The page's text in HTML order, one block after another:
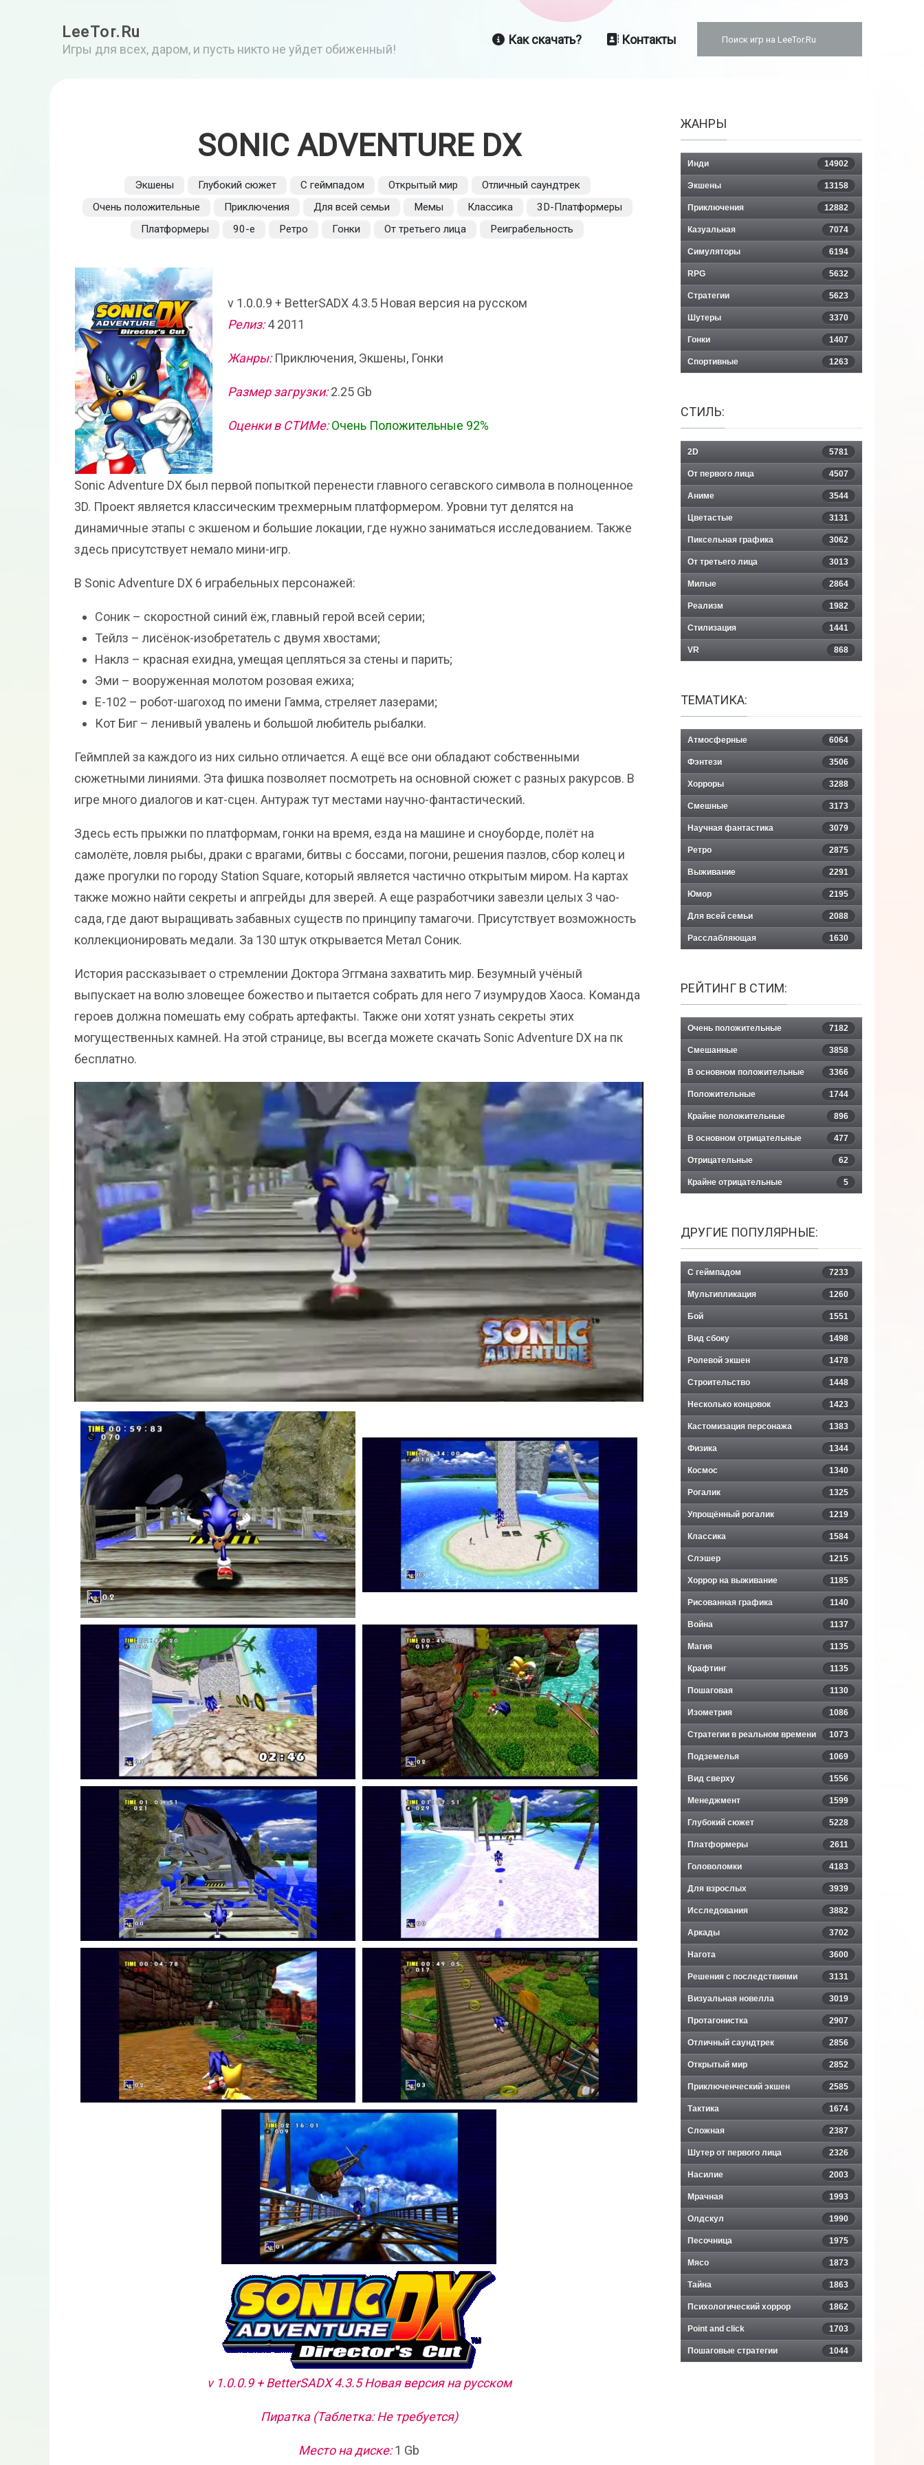
LeeTor.Ru
Игры для всех, даром, и пусть никто не уйдет обиженный!
Как скачать? Контакты
SONIC ADVENTURE DX
Экшены Глубокий сюжет С геймпадом Открытый мир
Отличный саундтрек
Очень положительные
Приключения Для всей семьи Мемы Классика
3D-Платформеры
Платформеры
90-е Ретро Гонки От третьего лица Реиграбельность
v 1.0.0.9 + BetterSADX 4.3.5 Новая версия на русском
Релиз:4 2011
Жанры:Приключения, Экшены, Гонки
Размер загрузки:2.25 Gb
Оценки в СТИМе: Очень Положительные 92%
Sonic Adventure DX был первой попыткой перенести главного сегавского символа в полноценное
3D. Проект является классическим трехмерным платформером. Уровни тут делятся на
динамичные этапы с экшеном и большие локации, где нужно заниматься исследованием. Также
здесь присутствует немало мини-игр.
В Sonic Adventure DX 6 играбельных персонажей:
Соник – скоростной синий ёж, главный герой всей серии;
Тейлз – лисёнок-изобретатель с двумя хвостами;
Наклз – красная ехидна, умещая цепляться за стены и парить;
Эми – вооруженная молотом розовая ежиха;
Е-102 – робот-шагоход по имени Гамма, стреляет лазерами;
Кот Биг – ленивый увалень и большой любитель рыбалки.
Геймплей за каждого из них сильно отличается. А ещё все они обладают собственными
сюжетными линиями. Эта фишка позволяет посмотреть на основной сюжет с разных ракурсов. В
игре много диалогов и кат-сцен. Антураж тут местами научно-фантастический.
Здесь есть прыжки по платформам, гонки на время, езда на машине и сноуборде, полёт на
самолёте, ловля рыбы, драки с врагами, битвы с боссами, погони, решения пазлов, сбор колец и
даже прогулки по городу Station Square, который является частично открытым миром. На картах
также можно найти секреты и апгрейды для зверей. А еще разработчики завезли целых 3 чао-
сада, где дают выращивать забавных существ по принципу тамагочи. Присутствует возможность
коллекционировать медали. За 130 штук открывается Метал Соник.
История рассказывает о стремлении Доктора Эггмана захватить мир. Безумный учёный
выпускает на волю зловещее божество и пытается собрать для него 7 изумрудов Хаоса. Команда
героев должна помешать ему собрать артефакты. Также они хотят узнать секреты этих
могущественных камней. На этой странице, вы всегда можете скачать Sonic Adventure DX на пк
бесплатно.
v 1.0.0.9 + BetterSADX 4.3.5 Новая версия на русском
Пиратка (Таблетка: Не требуется)
Место на диске:1 Gb
ЖАНРЫ
Инди 14902
Экшены 13158
Приключения 12882
Казуальная 7074
Симуляторы 6194
RPG 5632
Стратегии 5623
Шутеры 3370
Гонки 1407
Спортивные 1263
СТИЛЬ:
2D 5781
От первого лица 4507
Аниме 3544
Цветастые 3131
Пиксельная графика 3062
От третьего лица 3013
Милые 2864
Реализм 1982
Стилизация 1441
VR 868
ТЕМАТИКА:
Атмосферные 6064
Фэнтези 3506
Хорроры 3288
Смешные 3173
Научная фантастика 3079
Ретро 2875
Выживание 2291
Юмор 2195
Для всей семьи 2088
Расслабляющая 1630
РЕЙТИНГ В СТИМ:
Очень положительные 7182
Смешанные 3858
В основном положительные 3366
Положительные 1744
Крайне положительные 896
В основном отрицательные 477
Отрицательные 62
Крайне отрицательные 5
ДРУГИЕ ПОПУЛЯРНЫЕ:
С геймпадом 7233
Мультипликация 1260
Бой 1551
Вид сбоку 1498
Ролевой экшен 1478
Строительство 1448
Несколько концовок 1423
Кастомизация персонажа 1383
Физика 1344
Космос 1340
Рогалик 1325
Упрощённый рогалик 1219
Классика 1584
Слэшер 1215
Хоррор на выживание 1185
Рисованная графика 1140
Война 1137
Магия 1135
Крафтинг 1135
Пошаговая 1130
Изометрия 1086
Стратегии в реальном времени 1073
Подземелья 1069
Вид сверху 1556
Менеджмент 1599
Глубокий сюжет 5228
Платформеры 2611
Головоломки 4183
Для взрослых 3939
Исследования 3882
Аркады 3702
Нагота 3600
Решения с последствиями 3131
Визуальная новелла 3019
Протагонистка 2907
Отличный саундтрек 2856
Открытый мир 2852
Приключенческий экшен 2585
Тактика 1674
Сложная 2387
Шутер от первого лица 2326
Насилие 2003
Мрачная 1993
Олдскул 1990
Песочница 1975
Мясо 1873
Тайна 1863
Психологический хоррор 1862
Point and click 1703
Пошаговые стратегии 1044